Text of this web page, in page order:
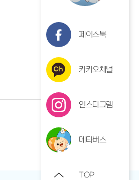
페이스북
카카오채널
인스타그램
메타버스
TOP